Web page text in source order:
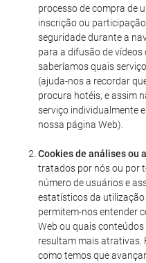
processo de compra de
inscrição ou
seguridade durante a
para a difusão de vídeos
saberíamos quais
(ajuda-nos a recordar
procura hotéis, e assim
serviço individualmente
nossa página Web).
Cookies de análises ou
tratados por nós ou por
número de usuários e
estatísticos da
permitem-nos entender
Web ou quais
resultam mais atrativas.
como temos que